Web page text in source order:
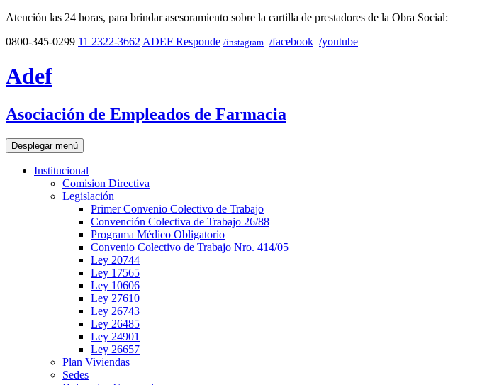
Atención las 24 horas, para brindar asesoramiento sobre la cartilla de prestadores de la Obra Social:
0800-345-0299 11 2322-3662 ADEF Responde /instagram /facebook /youtube
Adef
Asociación de Empleados de Farmacia
Desplegar menú
Institucional
Comision Directiva
Legislación
Primer Convenio Colectivo de Trabajo
Convención Colectiva de Trabajo 26/88
Programa Médico Obligatorio
Convenio Colectivo de Trabajo Nro. 414/05
Ley 20744
Ley 17565
Ley 10606
Ley 27610
Ley 26743
Ley 26485
Ley 24901
Ley 26657
Plan Viviendas
Sedes